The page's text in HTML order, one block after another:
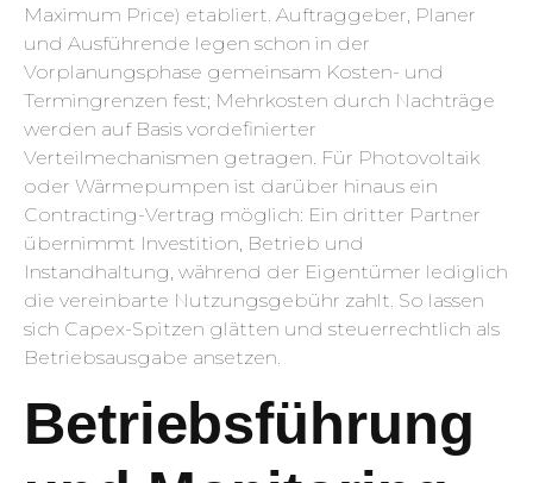
Maximum Price) etabliert. Auftraggeber, Planer
und Ausführende legen schon in der
Vorplanungsphase gemeinsam Kosten- und
Termingrenzen fest; Mehrkosten durch Nachträge
werden auf Basis vordefinierter
Verteilmechanismen getragen. Für Photovoltaik
oder Wärmepumpen ist darüber hinaus ein
Contracting-Vertrag möglich: Ein dritter Partner
übernimmt Investition, Betrieb und
Instandhaltung, während der Eigentümer lediglich
die vereinbarte Nutzungsgebühr zahlt. So lassen
sich Capex-Spitzen glätten und steuerrechtlich als
Betriebsausgabe ansetzen.
Betriebsführung